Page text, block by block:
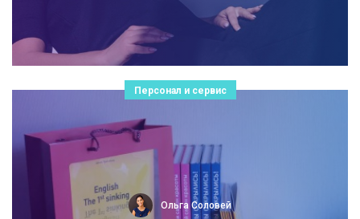
Персонал и сервис
Ольга Соловей